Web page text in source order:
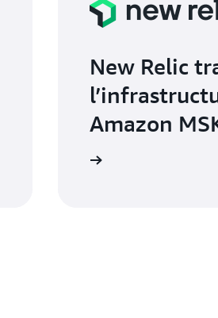
New Relic
Amazon